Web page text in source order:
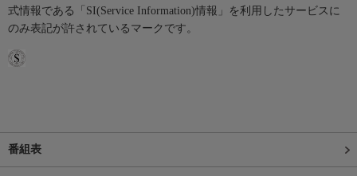
式情報である「SI(Service Information)情報」を利用したサービスに
のみ表記が許されているマークです。
番組表